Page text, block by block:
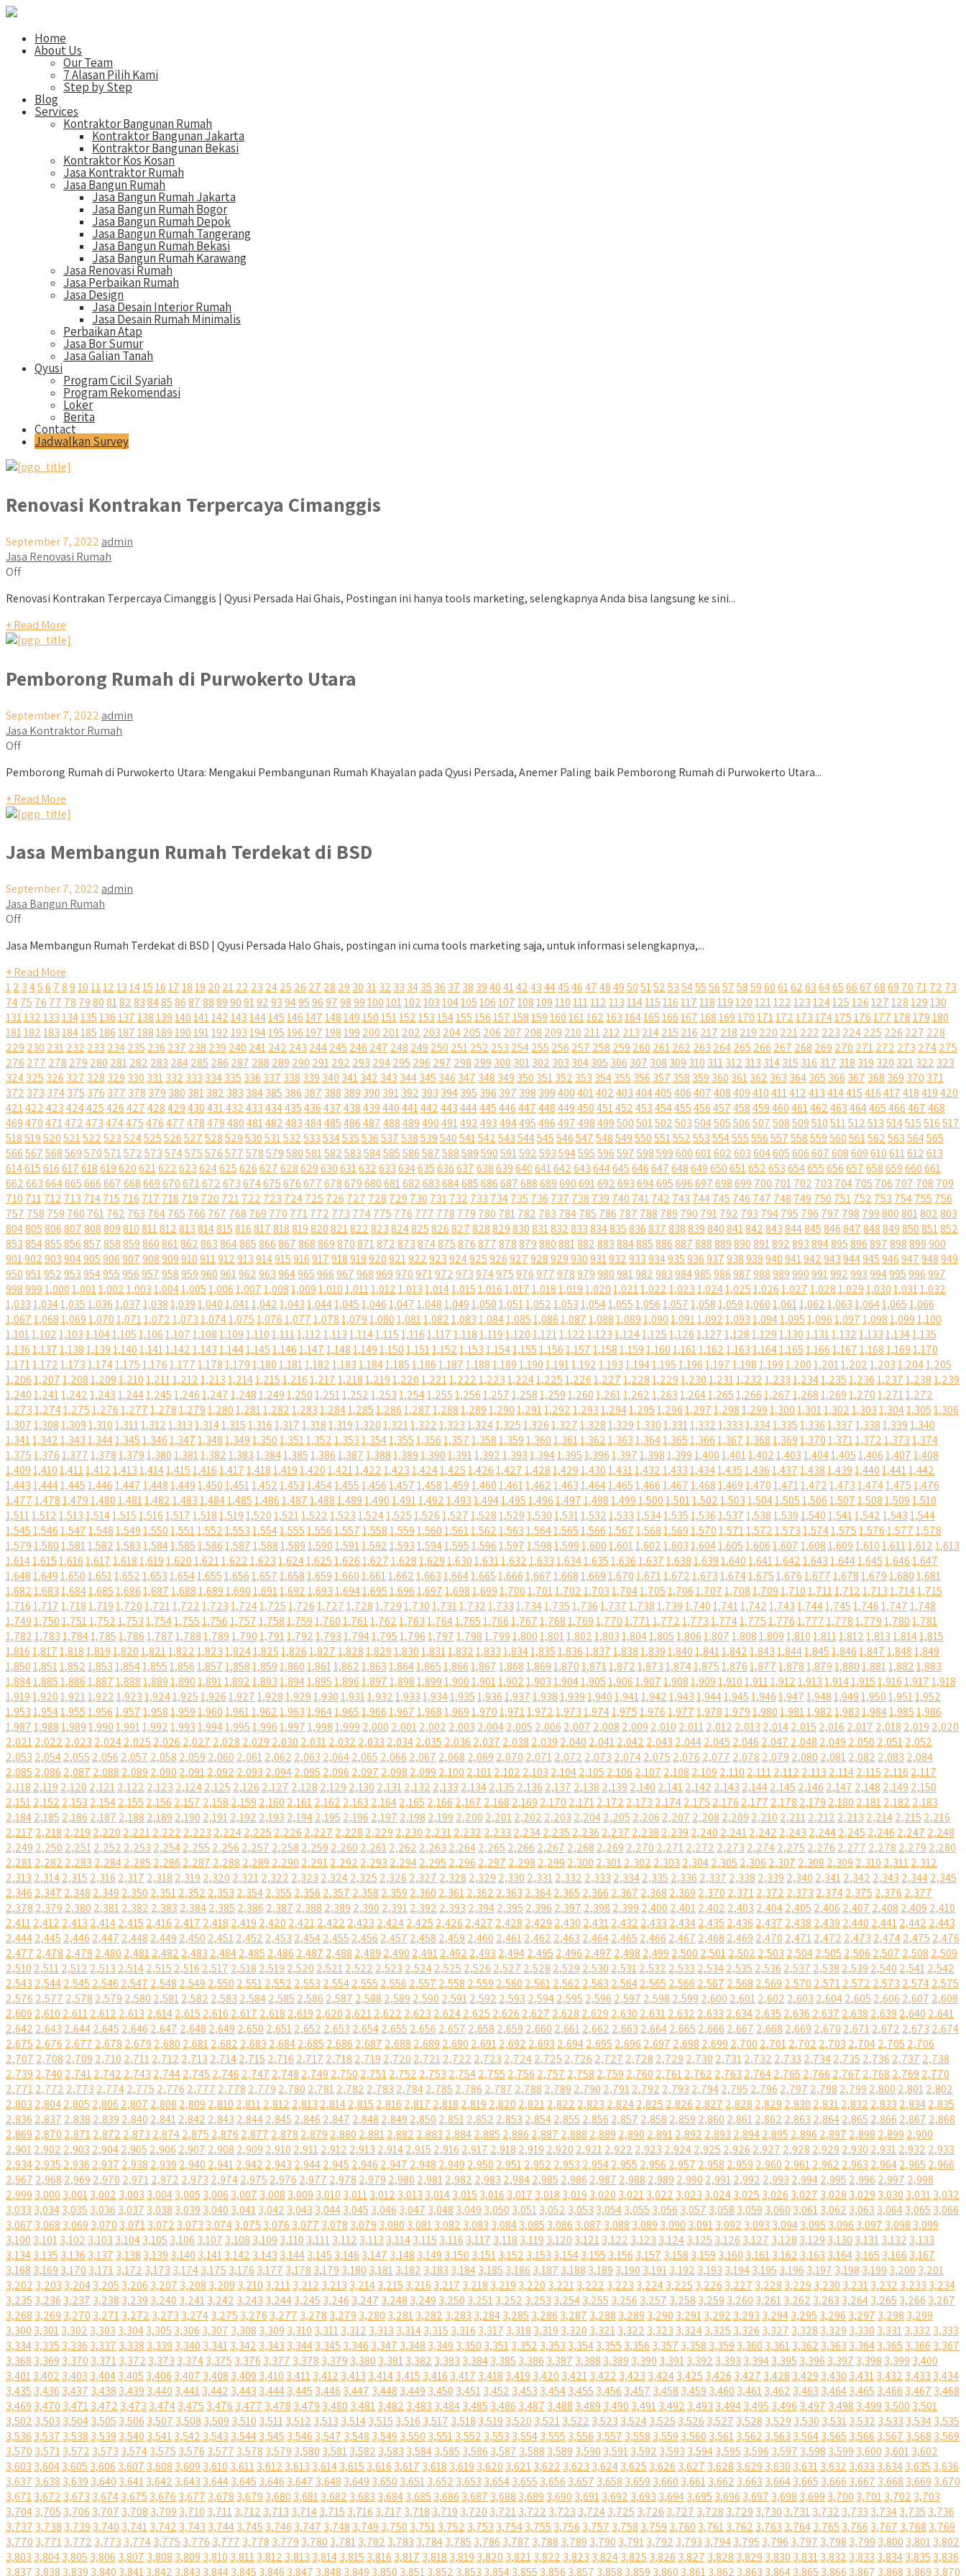
Home
About Us
Our Team
7 Alasan Pilih Kami
Step by Step
Blog
Services
Kontraktor Bangunan Rumah
Kontraktor Bangunan Jakarta
Kontraktor Bangunan Bekasi
Kontraktor Kos Kosan
Jasa Kontraktor Rumah
Jasa Bangun Rumah
Jasa Bangun Rumah Jakarta
Jasa Bangun Rumah Bogor
Jasa Bangun Rumah Depok
Jasa Bangun Rumah Tangerang
Jasa Bangun Rumah Bekasi
Jasa Bangun Rumah Karawang
Jasa Renovasi Rumah
Jasa Perbaikan Rumah
Jasa Design
Jasa Desain Interior Rumah
Jasa Desain Rumah Minimalis
Perbaikan Atap
Jasa Bor Sumur
Jasa Galian Tanah
Qyusi
Program Cicil Syariah
Program Rekomendasi
Loker
Berita
Contact
Jadwalkan Survey
Renovasi Kontrakan Terpercaya Cimanggis
September 7, 2022 admin
Jasa Renovasi Rumah
Off
Renovasi Kontrakan Terpercaya Cimanggis | Qyusi Persada Hai Ghais, Postingan ini hanya tools marketing, selengkapnya Anda bisa langsung ke sini...
+ Read More
Pemborong Rumah di Purwokerto Utara
September 7, 2022 admin
Jasa Kontraktor Rumah
Off
Pemborong Rumah di Purwokerto Utara: Mengakui Pembangunan Rumah Khayalan pada Qyusi Persada, Anemer Paling baik Pemborong Rumah di Purwokerto Utara...
+ Read More
Jasa Membangun Rumah Terdekat di BSD
September 7, 2022 admin
Jasa Bangun Rumah
Off
Jasa Membangun Rumah Terdekat di BSD | Qyusi Persada Halo Ghais, postingan ini cuma tools marketing saja, untuk informasi selengkapnya,...
+ Read More
12 3456 78910111213141516171819 20 2122 23 2425 26 27 28 29 30 3132 33 3435 36 37 38 39404142434445464748495051525354555657585960616263646566676869 70 7172 73
7475 76 77 78 798081828384858687888990919293949596979899100101102103104105106107108109110111112113114115116117118119120121122123124125126127128129130
131132133134135136137138139140141142143144145146147148149150151152153154155156157158159160161162163164165166167168169170171172173174175176177178179180
181182183184185186187188189190191192193194195196197198199 200 201202 203 204205 206 207 208 209 210 211212 213 214215 216 217 218 219 220 221222 223 224225 226 227 228
229 230 231232 233 234235 236 237 238 239 240 241242 243 244245 246 247 248 249 250 251252 253 254255 256 257 258 259 260 261262 263 264265 266 267 268 269 270 271272 273 274275
276 277 278 279 280 281282 283 284285 286 287 288 289 290 291292 293 294295 296 297 298 299 300 301302 303 304305 306 307 308 309 310 311312 313 314315 316 317 318 319 320 321322 323
324325 326 327 328 329 330 331332 333 334335 336 337 338 339 340 341342 343 344345 346 347 348 349 350 351352 353 354355 356 357 358 359 360 361362 363 364365 366 367 368 369 370 371
372 373 374375 376 377 378 379 380 381382 383 384385 386 387 388 389 390 391392 393 394395 396 397 398 399400401402403404405406407408409410411412413414415416417418419420
421422423424425426427428429430431432433434435436437438439440441442443444445446447448449450451452453454455456457458459460461462463464465466467468
469470471472473474475476477478479480481482483484485486487488489490491492493494495496497498499500501502503504505506507508509510511512513514515516517
518519520521522523524525526527528529530531532533534535536537538539540541542543544545546547548549550551552553554555556557558559560561562563564565
566567568569570571572573574575576577578579580581582583584585586587588589590591592593594595596597598599600601602603604605606607608609610611612613
614615616617618619620621622623624625626627628629630631632633634635636637638639640641642643644645646647648649650651652653654655656657658659660661
662663664665666667668669670671672673674675676677678679680681682683684685686687688689690691692693694695696697698699 700 701702 703 704705 706 707 708 709
710 711712 713 714715 716 717 718 719 720 721722 723 724725 726 727 728 729 730 731732 733 734735 736 737 738 739 740 741742 743 744745 746 747 748 749 750 751752 753 754755 756
757 758 759 760 761762 763 764765 766 767 768 769 770 771772 773 774775 776 777 778 779 780 781782 783 784785 786 787 788 789 790 791792 793 794795 796 797 798 799800801802803
804805806807808809810811812813814815816817818819820821822823824825826827828829830831832833834835836837838839840841842843844845846847848849850851852
853854855856857858859860861862863864865866867868869870871872873874875876877878879880881882883884885886887888889890891892893894895896897898899900
901902903904905906907908909910911912913914915916917918919920921922923924925926927928929930931932933934935936937938939940941942943944945946947948949
950951952953954955956957958959960961962963964965966967968969970971972973974975976977978979980981982983984985986987988989990991992993994995996997
9989991,0001,0011,0021,0031,0041,0051,0061,0071,0081,0091,0101,0111,0121,0131,0141,0151,0161,0171,0181,0191,0201,0211,0221,0231,0241,0251,0261,0271,0281,0291,0301,0311,032
1,0331,0341,0351,0361,0371,0381,0391,0401,0411,0421,0431,0441,0451,0461,0471,0481,0491,0501,0511,0521,0531,0541,0551,0561,0571,0581,0591,0601,0611,0621,0631,0641,0651,066
1,0671,0681,0691,0701,0711,0721,0731,0741,0751,0761,0771,0781,0791,0801,0811,0821,0831,0841,0851,0861,0871,0881,0891,0901,0911,0921,0931,0941,0951,0961,0971,0981,0991,100
1,1011,1021,1031,1041,1051,1061,1071,1081,1091,1101,1111,1121,1131,1141,1151,1161,1171,1181,1191,1201,1211,1221,1231,1241,1251,1261,1271,1281,1291,1301,1311,1321,1331,1341,135
1,1361,1371,1381,1391,1401,1411,1421,1431,1441,1451,1461,1471,1481,1491,1501,1511,1521,1531,1541,1551,1561,1571,1581,1591,1601,1611,1621,1631,1641,1651,1661,1671,1681,1691,170
1,1711,1721,1731,1741,1751,1761,1771,1781,1791,1801,1811,1821,1831,1841,1851,1861,1871,1881,1891,1901,1911,1921,1931,1941,1951,1961,1971,1981,1991,2001,2011,2021,2031,2041,205
1,2061,2071,2081,2091,2101,2111,2121,2131,2141,2151,2161,2171,2181,2191,2201,2211,2221,2231,2241,2251,2261,2271,2281,2291,2301,2311,2321,2331,2341,2351,2361,2371,2381,239
1,2401,2411,2421,2431,2441,2451,2461,2471,2481,2491,2501,2511,2521,2531,2541,2551,2561,2571,2581,2591,2601,2611,2621,2631,2641,2651,2661,2671,2681,2691,2701,2711,272
1,2731,2741,2751,2761,2771,2781,2791,2801,2811,2821,2831,2841,2851,2861,2871,2881,2891,2901,2911,2921,2931,2941,2951,2961,2971,2981,2991,3001,3011,3021,3031,3041,3051,306
1,3071,3081,3091,3101,3111,3121,3131,3141,3151,3161,3171,3181,3191,3201,3211,3221,3231,3241,3251,3261,3271,3281,3291,3301,3311,3321,3331,3341,3351,3361,3371,3381,3391,340
1,3411,3421,3431,3441,3451,3461,3471,3481,3491,3501,3511,3521,3531,3541,3551,3561,3571,3581,3591,3601,3611,3621,3631,3641,3651,3661,3671,3681,3691,3701,3711,3721,3731,374
1,3751,3761,3771,3781,3791,3801,3811,3821,3831,3841,3851,3861,3871,3881,3891,3901,3911,3921,3931,3941,3951,3961,3971,3981,3991,4001,4011,4021,4031,4041,4051,4061,4071,408
1,4091,4101,4111,4121,4131,4141,4151,4161,4171,4181,4191,4201,4211,4221,4231,4241,4251,4261,4271,4281,4291,4301,4311,4321,4331,4341,4351,4361,4371,4381,4391,4401,4411,442
1,4431,4441,4451,4461,4471,4481,4491,4501,4511,4521,4531,4541,4551,4561,4571,4581,4591,4601,4611,4621,4631,4641,4651,4661,4671,4681,4691,4701,4711,4721,4731,4741,4751,476
1,4771,4781,4791,4801,4811,4821,4831,4841,4851,4861,4871,4881,4891,4901,4911,4921,4931,4941,4951,4961,4971,4981,4991,5001,5011,5021,5031,5041,5051,5061,5071,5081,5091,510
1,5111,5121,5131,5141,5151,5161,5171,5181,5191,5201,5211,5221,5231,5241,5251,5261,5271,5281,5291,5301,5311,5321,5331,5341,5351,5361,5371,5381,5391,5401,5411,5421,5431,544
1,5451,5461,5471,5481,5491,5501,5511,5521,5531,5541,5551,5561,5571,5581,5591,5601,5611,5621,5631,5641,5651,5661,5671,5681,5691,5701,5711,5721,5731,5741,5751,5761,5771,578
1,5791,5801,5811,5821,5831,5841,5851,5861,5871,5881,5891,5901,5911,5921,5931,5941,5951,5961,5971,5981,5991,6001,6011,6021,6031,6041,6051,6061,6071,6081,6091,6101,6111,6121,613
1,6141,6151,6161,6171,6181,6191,6201,6211,6221,6231,6241,6251,6261,6271,6281,6291,6301,6311,6321,6331,6341,6351,6361,6371,6381,6391,6401,6411,6421,6431,6441,6451,6461,647
1,6481,6491,6501,6511,6521,6531,6541,6551,6561,6571,6581,6591,6601,6611,6621,6631,6641,6651,6661,6671,6681,6691,6701,6711,6721,6731,6741,6751,6761,6771,6781,6791,6801,681
1,6821,6831,6841,6851,6861,6871,6881,6891,6901,6911,6921,6931,6941,6951,6961,6971,6981,6991,7001,7011,7021,7031,7041,7051,7061,7071,7081,7091,7101,7111,7121,7131,7141,715
1,7161,7171,7181,7191,7201,7211,7221,7231,7241,7251,7261,7271,7281,7291,7301,7311,7321,7331,7341,7351,7361,7371,7381,7391,7401,7411,7421,7431,7441,7451,7461,7471,748
1,7491,7501,7511,7521,7531,7541,7551,7561,7571,7581,7591,7601,7611,7621,7631,7641,7651,7661,7671,7681,7691,7701,7711,7721,7731,7741,7751,7761,7771,7781,7791,7801,781
1,7821,7831,7841,7851,7861,7871,7881,7891,7901,7911,7921,7931,7941,7951,7961,7971,7981,7991,8001,8011,8021,8031,8041,8051,8061,8071,8081,8091,8101,8111,8121,8131,8141,815
1,8161,8171,8181,8191,8201,8211,8221,8231,8241,8251,8261,8271,8281,8291,8301,8311,8321,8331,8341,8351,8361,8371,8381,8391,8401,8411,8421,8431,8441,8451,8461,8471,8481,849
1,8501,8511,8521,8531,8541,8551,8561,8571,8581,8591,8601,8611,8621,8631,8641,8651,8661,8671,8681,8691,8701,8711,8721,8731,8741,8751,8761,8771,8781,8791,8801,8811,8821,883
1,8841,8851,8861,8871,8881,8891,8901,8911,8921,8931,8941,8951,8961,8971,8981,8991,9001,9011,9021,9031,9041,9051,9061,9071,9081,9091,9101,9111,9121,9131,9141,9151,9161,9171,918
1,9191,9201,9211,9221,9231,9241,9251,9261,9271,9281,9291,9301,9311,9321,9331,9341,9351,9361,9371,9381,9391,9401,9411,9421,9431,9441,9451,9461,9471,9481,9491,9501,9511,952
1,9531,9541,9551,9561,9571,9581,9591,9601,9611,9621,9631,9641,9651,9661,9671,9681,9691,9701,9711,9721,9731,9741,9751,9761,9771,9781,9791,9801,9811,9821,9831,9841,9851,986
1,9871,9881,9891,9901,9911,9921,9931,9941,9951,9961,9971,9981,999 2,000 2,0012,002 2,003 2,0042,005 2,006 2,007 2,008 2,009 2,010 2,0112,012 2,013 2,0142,015 2,016 2,017 2,018 2,019 2,020
2,0212,022 2,023 2,0242,025 2,026 2,027 2,028 2,029 2,030 2,0312,032 2,033 2,0342,035 2,036 2,037 2,038 2,039 2,040 2,0412,042 2,043 2,0442,045 2,046 2,047 2,048 2,049 2,050 2,0512,052
2,053 2,0542,055 2,056 2,057 2,058 2,059 2,060 2,0612,062 2,063 2,0642,065 2,066 2,067 2,068 2,069 2,070 2,0712,072 2,073 2,0742,075 2,076 2,077 2,078 2,079 2,080 2,0812,082 2,083 2,084
2,085 2,086 2,087 2,088 2,089 2,090 2,0912,092 2,093 2,0942,095 2,096 2,097 2,098 2,099 2,100 2,1012,102 2,103 2,1042,105 2,106 2,107 2,108 2,109 2,110 2,1112,112 2,113 2,1142,115 2,116 2,117
2,118 2,119 2,120 2,1212,122 2,123 2,1242,125 2,126 2,127 2,128 2,129 2,130 2,1312,132 2,133 2,1342,135 2,136 2,137 2,138 2,139 2,140 2,1412,142 2,143 2,1442,145 2,146 2,147 2,148 2,149 2,150
2,1512,152 2,153 2,1542,155 2,156 2,157 2,158 2,159 2,160 2,1612,162 2,163 2,1642,165 2,166 2,167 2,168 2,169 2,170 2,1712,172 2,173 2,1742,175 2,176 2,177 2,178 2,179 2,180 2,1812,182 2,183
2,1842,185 2,186 2,187 2,188 2,189 2,190 2,1912,192 2,193 2,1942,195 2,196 2,197 2,198 2,199 2,200 2,2012,202 2,203 2,2042,205 2,206 2,207 2,208 2,209 2,210 2,2112,212 2,213 2,2142,215 2,216
2,217 2,218 2,219 2,220 2,2212,222 2,223 2,2242,225 2,226 2,227 2,228 2,229 2,230 2,2312,232 2,233 2,2342,235 2,236 2,237 2,238 2,239 2,240 2,2412,242 2,243 2,2442,245 2,246 2,247 2,248
2,249 2,250 2,2512,252 2,253 2,2542,255 2,256 2,257 2,258 2,259 2,260 2,2612,262 2,263 2,2642,265 2,266 2,267 2,268 2,269 2,270 2,2712,272 2,273 2,2742,275 2,276 2,277 2,278 2,279 2,280
2,2812,282 2,283 2,2842,285 2,286 2,287 2,288 2,289 2,290 2,2912,292 2,293 2,2942,295 2,296 2,297 2,298 2,299 2,300 2,3012,302 2,303 2,3042,305 2,306 2,307 2,308 2,309 2,310 2,3112,312
2,313 2,3142,315 2,316 2,317 2,318 2,319 2,320 2,3212,322 2,323 2,3242,325 2,326 2,327 2,328 2,329 2,330 2,3312,332 2,333 2,3342,335 2,336 2,337 2,338 2,339 2,340 2,3412,342 2,343 2,3442,345
2,346 2,347 2,348 2,349 2,350 2,3512,352 2,353 2,3542,355 2,356 2,357 2,358 2,359 2,360 2,3612,362 2,363 2,3642,365 2,366 2,367 2,368 2,369 2,370 2,3712,372 2,373 2,3742,375 2,376 2,377
2,378 2,379 2,380 2,3812,382 2,383 2,3842,385 2,386 2,387 2,388 2,389 2,390 2,3912,392 2,393 2,3942,395 2,396 2,397 2,398 2,399 2,400 2,4012,402 2,403 2,4042,405 2,406 2,407 2,408 2,409 2,410
2,4112,412 2,413 2,4142,415 2,416 2,417 2,418 2,419 2,420 2,4212,422 2,423 2,4242,425 2,426 2,427 2,428 2,429 2,430 2,4312,432 2,433 2,4342,435 2,436 2,437 2,438 2,439 2,440 2,4412,442 2,443
2,4442,445 2,446 2,447 2,448 2,449 2,450 2,4512,452 2,453 2,4542,455 2,456 2,457 2,458 2,459 2,460 2,4612,462 2,463 2,4642,465 2,466 2,467 2,468 2,469 2,470 2,4712,472 2,473 2,4742,475 2,476
2,477 2,478 2,479 2,480 2,4812,482 2,483 2,4842,485 2,486 2,487 2,488 2,489 2,490 2,4912,492 2,493 2,4942,495 2,496 2,497 2,498 2,499 2,500 2,5012,502 2,503 2,5042,505 2,506 2,507 2,508 2,509
2,510 2,5112,512 2,513 2,5142,515 2,516 2,517 2,518 2,519 2,520 2,5212,522 2,523 2,5242,525 2,526 2,527 2,528 2,529 2,530 2,5312,532 2,533 2,5342,535 2,536 2,537 2,538 2,539 2,540 2,5412,542
2,543 2,5442,545 2,546 2,547 2,548 2,549 2,550 2,5512,552 2,553 2,5542,555 2,556 2,557 2,558 2,559 2,560 2,5612,562 2,563 2,5642,565 2,566 2,567 2,568 2,569 2,570 2,5712,572 2,573 2,5742,575
2,576 2,577 2,578 2,579 2,580 2,5812,582 2,583 2,5842,585 2,586 2,587 2,588 2,589 2,590 2,5912,592 2,593 2,5942,595 2,596 2,597 2,598 2,599 2,600 2,6012,602 2,603 2,6042,605 2,606 2,607 2,608
2,609 2,610 2,6112,612 2,613 2,6142,615 2,616 2,617 2,618 2,619 2,620 2,6212,622 2,623 2,6242,625 2,626 2,627 2,628 2,629 2,630 2,6312,632 2,633 2,6342,635 2,636 2,637 2,638 2,639 2,640 2,641
2,642 2,643 2,6442,645 2,646 2,647 2,648 2,649 2,650 2,6512,652 2,653 2,6542,655 2,656 2,657 2,658 2,659 2,660 2,6612,662 2,663 2,6642,665 2,666 2,667 2,668 2,669 2,670 2,6712,672 2,673 2,674
2,675 2,676 2,677 2,678 2,679 2,680 2,6812,682 2,683 2,6842,685 2,686 2,687 2,688 2,689 2,690 2,6912,692 2,693 2,6942,695 2,696 2,697 2,698 2,699 2,700 2,7012,702 2,703 2,7042,705 2,706
2,707 2,708 2,709 2,710 2,7112,712 2,713 2,7142,715 2,716 2,717 2,718 2,719 2,720 2,7212,722 2,723 2,7242,725 2,726 2,727 2,728 2,729 2,730 2,7312,732 2,733 2,7342,735 2,736 2,737 2,738
2,739 2,740 2,7412,742 2,743 2,7442,745 2,746 2,747 2,748 2,749 2,750 2,7512,752 2,753 2,7542,755 2,756 2,757 2,758 2,759 2,760 2,7612,762 2,763 2,7642,765 2,766 2,767 2,768 2,769 2,770
2,7712,772 2,773 2,7742,775 2,776 2,777 2,778 2,779 2,780 2,7812,782 2,783 2,7842,785 2,786 2,787 2,788 2,789 2,790 2,7912,792 2,793 2,7942,795 2,796 2,797 2,798 2,799 2,800 2,8012,802
2,803 2,8042,805 2,806 2,807 2,808 2,809 2,810 2,8112,812 2,813 2,8142,815 2,816 2,817 2,818 2,819 2,820 2,8212,822 2,823 2,8242,825 2,826 2,827 2,828 2,829 2,830 2,8312,832 2,833 2,8342,835
2,836 2,837 2,838 2,839 2,840 2,8412,842 2,843 2,8442,845 2,846 2,847 2,848 2,849 2,850 2,8512,852 2,853 2,8542,855 2,856 2,857 2,858 2,859 2,860 2,8612,862 2,863 2,8642,865 2,866 2,867 2,868
2,869 2,870 2,8712,872 2,873 2,8742,875 2,876 2,877 2,878 2,879 2,880 2,8812,882 2,883 2,8842,885 2,886 2,887 2,888 2,889 2,890 2,8912,892 2,893 2,8942,895 2,896 2,897 2,898 2,899 2,900
2,9012,902 2,903 2,9042,905 2,906 2,907 2,908 2,909 2,910 2,9112,912 2,913 2,9142,915 2,916 2,917 2,918 2,919 2,920 2,9212,922 2,923 2,9242,925 2,926 2,927 2,928 2,929 2,930 2,9312,932 2,933
2,9342,935 2,936 2,937 2,938 2,939 2,940 2,9412,942 2,943 2,9442,945 2,946 2,947 2,948 2,949 2,950 2,9512,952 2,953 2,9542,955 2,956 2,957 2,958 2,959 2,960 2,9612,962 2,963 2,9642,965 2,966
2,967 2,968 2,969 2,970 2,9712,972 2,973 2,9742,975 2,976 2,977 2,978 2,979 2,980 2,9812,982 2,983 2,9842,985 2,986 2,987 2,988 2,989 2,990 2,9912,992 2,993 2,9942,995 2,996 2,997 2,998
2,999 3,000 3,0013,002 3,003 3,0043,005 3,006 3,007 3,008 3,009 3,010 3,0113,012 3,013 3,0143,015 3,016 3,017 3,018 3,019 3,020 3,0213,022 3,023 3,0243,025 3,026 3,027 3,028 3,029 3,030 3,0313,032
3,033 3,0343,035 3,036 3,037 3,038 3,039 3,040 3,0413,042 3,043 3,0443,045 3,046 3,047 3,048 3,049 3,050 3,0513,052 3,053 3,0543,055 3,056 3,057 3,058 3,059 3,060 3,0613,062 3,063 3,0643,065 3,066
3,067 3,068 3,069 3,070 3,0713,072 3,073 3,0743,075 3,076 3,077 3,078 3,079 3,080 3,0813,082 3,083 3,0843,085 3,086 3,087 3,088 3,089 3,090 3,0913,092 3,093 3,0943,095 3,096 3,097 3,098 3,099
3,100 3,1013,102 3,103 3,1043,105 3,106 3,107 3,108 3,109 3,110 3,1113,112 3,113 3,1143,115 3,116 3,117 3,118 3,119 3,120 3,1213,122 3,123 3,1243,125 3,126 3,127 3,128 3,129 3,130 3,1313,132 3,133
3,1343,135 3,136 3,137 3,138 3,139 3,140 3,1413,142 3,143 3,1443,145 3,146 3,147 3,148 3,149 3,150 3,1513,152 3,153 3,1543,155 3,156 3,157 3,158 3,159 3,160 3,1613,162 3,163 3,1643,165 3,166 3,167
3,168 3,169 3,170 3,1713,172 3,173 3,1743,175 3,176 3,177 3,178 3,179 3,180 3,1813,182 3,183 3,1843,185 3,186 3,187 3,188 3,189 3,190 3,1913,192 3,193 3,1943,195 3,196 3,197 3,198 3,199 3,200 3,201
3,202 3,203 3,2043,205 3,206 3,207 3,208 3,209 3,210 3,2113,212 3,213 3,2143,215 3,216 3,217 3,218 3,219 3,220 3,2213,222 3,223 3,2243,225 3,226 3,227 3,228 3,229 3,230 3,2313,232 3,233 3,234
3,235 3,236 3,237 3,238 3,239 3,240 3,2413,242 3,243 3,2443,245 3,246 3,247 3,248 3,249 3,250 3,2513,252 3,253 3,2543,255 3,256 3,257 3,258 3,259 3,260 3,2613,262 3,263 3,2643,265 3,266 3,267
3,268 3,269 3,270 3,2713,272 3,273 3,2743,275 3,276 3,277 3,278 3,279 3,280 3,2813,282 3,283 3,2843,285 3,286 3,287 3,288 3,289 3,290 3,2913,292 3,293 3,2943,295 3,296 3,297 3,298 3,299
3,300 3,3013,302 3,303 3,3043,305 3,306 3,307 3,308 3,309 3,310 3,3113,312 3,313 3,3143,315 3,316 3,317 3,318 3,319 3,320 3,3213,322 3,323 3,3243,325 3,326 3,327 3,328 3,329 3,330 3,3313,332 3,333
3,3343,335 3,336 3,337 3,338 3,339 3,340 3,3413,342 3,343 3,3443,345 3,346 3,347 3,348 3,349 3,350 3,3513,352 3,353 3,3543,355 3,356 3,357 3,358 3,359 3,360 3,3613,362 3,363 3,3643,365 3,366 3,367
3,368 3,369 3,370 3,3713,372 3,373 3,3743,375 3,376 3,377 3,378 3,379 3,380 3,3813,382 3,383 3,3843,385 3,386 3,387 3,388 3,389 3,390 3,3913,392 3,393 3,3943,395 3,396 3,397 3,398 3,399 3,400
3,4013,402 3,403 3,4043,405 3,406 3,407 3,408 3,409 3,410 3,4113,412 3,413 3,4143,415 3,416 3,417 3,418 3,419 3,420 3,4213,422 3,423 3,4243,425 3,426 3,427 3,428 3,429 3,430 3,4313,432 3,433 3,434
3,435 3,436 3,437 3,438 3,439 3,440 3,4413,442 3,443 3,4443,445 3,446 3,447 3,448 3,449 3,450 3,4513,452 3,453 3,4543,455 3,456 3,457 3,458 3,459 3,460 3,4613,462 3,463 3,4643,465 3,466 3,467 3,468
3,469 3,470 3,4713,472 3,473 3,4743,475 3,476 3,477 3,478 3,479 3,480 3,4813,482 3,483 3,4843,485 3,486 3,487 3,488 3,489 3,490 3,4913,492 3,493 3,4943,495 3,496 3,497 3,498 3,499 3,500 3,501
3,502 3,503 3,5043,505 3,506 3,507 3,508 3,509 3,510 3,5113,512 3,513 3,5143,515 3,516 3,517 3,518 3,519 3,520 3,5213,522 3,523 3,5243,525 3,526 3,527 3,528 3,529 3,530 3,5313,532 3,533 3,5343,535
3,536 3,537 3,538 3,539 3,540 3,5413,542 3,543 3,5443,545 3,546 3,547 3,548 3,549 3,550 3,5513,552 3,553 3,5543,555 3,556 3,557 3,558 3,559 3,560 3,5613,562 3,563 3,5643,565 3,566 3,567 3,568 3,569
3,570 3,5713,572 3,573 3,5743,575 3,576 3,577 3,578 3,579 3,580 3,5813,582 3,583 3,5843,585 3,586 3,587 3,588 3,589 3,590 3,5913,592 3,593 3,5943,595 3,596 3,597 3,598 3,599 3,600 3,6013,602
3,603 3,6043,605 3,606 3,607 3,608 3,609 3,610 3,6113,612 3,613 3,6143,615 3,616 3,617 3,618 3,619 3,620 3,6213,622 3,623 3,6243,625 3,626 3,627 3,628 3,629 3,630 3,6313,632 3,633 3,6343,635 3,636
3,637 3,638 3,639 3,640 3,6413,642 3,643 3,6443,645 3,646 3,647 3,648 3,649 3,650 3,6513,652 3,653 3,6543,655 3,656 3,657 3,658 3,659 3,660 3,6613,662 3,663 3,6643,665 3,666 3,667 3,668 3,669 3,670
3,6713,672 3,673 3,6743,675 3,676 3,677 3,678 3,679 3,680 3,6813,682 3,683 3,6843,685 3,686 3,687 3,688 3,689 3,690 3,6913,692 3,693 3,6943,695 3,696 3,697 3,698 3,699 3,700 3,7013,702 3,703
3,7043,705 3,706 3,707 3,708 3,709 3,710 3,7113,712 3,713 3,7143,715 3,716 3,717 3,718 3,719 3,720 3,7213,722 3,723 3,7243,725 3,726 3,727 3,728 3,729 3,730 3,7313,732 3,733 3,7343,735 3,736
3,737 3,738 3,739 3,740 3,7413,742 3,743 3,7443,745 3,746 3,747 3,748 3,749 3,750 3,7513,752 3,753 3,7543,755 3,756 3,757 3,758 3,759 3,760 3,7613,762 3,763 3,7643,765 3,766 3,767 3,768 3,769
3,770 3,7713,772 3,773 3,7743,775 3,776 3,777 3,778 3,779 3,780 3,7813,782 3,783 3,7843,785 3,786 3,787 3,788 3,789 3,790 3,7913,792 3,793 3,7943,795 3,796 3,797 3,798 3,799 3,800 3,8013,802
3,803 3,8043,805 3,806 3,807 3,808 3,809 3,810 3,8113,812 3,813 3,8143,815 3,816 3,817 3,818 3,819 3,820 3,8213,822 3,823 3,8243,825 3,826 3,827 3,828 3,829 3,830 3,8313,832 3,833 3,8343,835 3,836
3,837 3,838 3,839 3,840 3,8413,842 3,843 3,8443,845 3,846 3,847 3,848 3,849 3,850 3,8513,852 3,853 3,8543,855 3,856 3,857 3,858 3,859 3,860 3,8613,862 3,863 3,8643,865 3,866 3,867 3,868 3,869 3,870